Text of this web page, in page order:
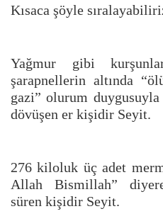
Kısaca şöyle
Yağmur gibi
şarapnellerin altında
gazi” olurum
dövüşen er kişidir Seyit.
276 kiloluk üç adet
Allah Bismillah”
süren kişidir Seyit.